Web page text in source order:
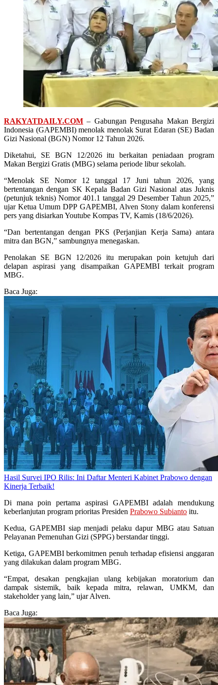
RAKYATDAILY.COM – Gabungan Pengusaha Makan Bergizi
Indonesia (GAPEMBI) menolak menolak Surat Edaran (SE) Badan
Gizi Nasional (BGN) Nomor 12 Tahun 2026.
Diketahui, SE BGN 12/2026 itu berkaitan peniadaan program
Makan Bergizi Gratis (MBG) selama periode libur sekolah.
“Menolak SE Nomor 12 tanggal 17 Juni tahun 2026, yang
bertentangan dengan SK Kepala Badan Gizi Nasional atas Juknis
(petunjuk teknis) Nomor 401.1 tanggal 29 Desember Tahun 2025,”
ujar Ketua Umum DPP GAPEMBI, Alven Stony dalam konferensi
pers yang disiarkan Youtube Kompas TV, Kamis (18/6/2026).
“Dan bertentangan dengan PKS (Perjanjian Kerja Sama) antara
mitra dan BGN,” sambungnya menegaskan.
Penolakan SE BGN 12/2026 itu merupakan poin ketujuh dari
delapan aspirasi yang disampaikan GAPEMBI terkait program
MBG.
Baca Juga:
Hasil Survei IPO Rilis: Ini Daftar Menteri Kabinet Prabowo dengan
Kinerja Terbaik!
Di mana poin pertama aspirasi GAPEMBI adalah mendukung
keberlanjutan program prioritas Presiden Prabowo Subianto itu.
Kedua, GAPEMBI siap menjadi pelaku dapur MBG atau Satuan
Pelayanan Pemenuhan Gizi (SPPG) berstandar tinggi.
Ketiga, GAPEMBI berkomitmen penuh terhadap efisiensi anggaran
yang dilakukan dalam program MBG.
“Empat, desakan pengkajian ulang kebijakan moratorium dan
dampak sistemik, baik kepada mitra, relawan, UMKM, dan
stakeholder yang lain,” ujar Alven.
Baca Juga: